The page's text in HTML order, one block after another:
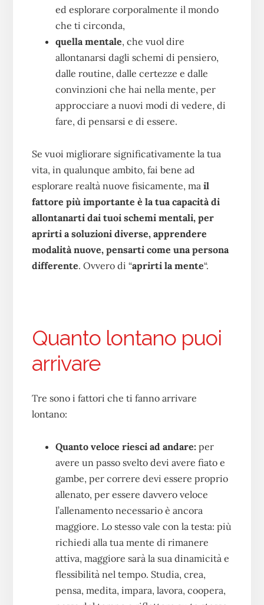
ed esplorare corporalmente il mondo
che ti circonda,
quella mentale, che vuol dire
allontanarsi dagli schemi di pensiero,
dalle routine, dalle certezze e dalle
convinzioni che hai nella mente, per
approcciare a nuovi modi di vedere, di
fare, di pensarsi e di essere.
Se vuoi migliorare significativamente la tua
vita, in qualunque ambito, fai bene ad
esplorare realtà nuove fisicamente, ma il
fattore più importante è la tua capacità di
allontanarti dai tuoi schemi mentali, per
aprirti a soluzioni diverse, apprendere
modalità nuove, pensarti come una persona
differente. Ovvero di “aprirti la mente“.
Quanto lontano puoi
arrivare
Tre sono i fattori che ti fanno arrivare
lontano:
Quanto veloce riesci ad andare: per
avere un passo svelto devi avere fiato e
gambe, per correre devi essere proprio
allenato, per essere davvero veloce
l’allenamento necessario è ancora
maggiore. Lo stesso vale con la testa: più
richiedi alla tua mente di rimanere
attiva, maggiore sarà la sua dinamicità e
flessibilità nel tempo. Studia, crea,
pensa, medita, impara, lavora, coopera,